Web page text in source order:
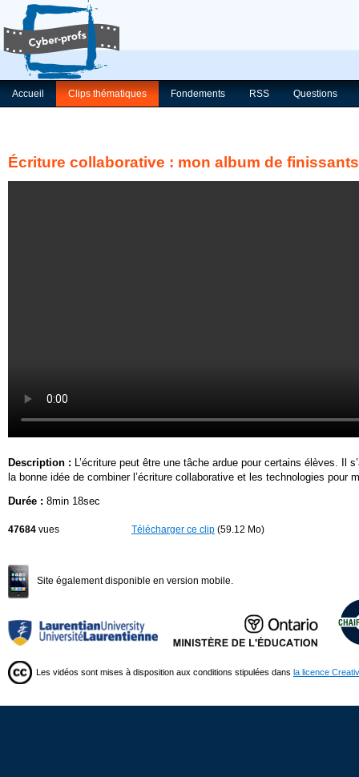
Accueil Clips thématiques Fondements RSS Questions
Écriture collaborative : mon album de finissants
Description : L’écriture peut être une tâche ardue pour certains élèves. Il
la bonne idée de combiner l’écriture collaborative et les technologies pour
Durée : 8min 18sec
47684 vues Télécharger ce clip (59.12 Mo)
Site également disponible en version mobile.
Les vidéos sont mises à disposition aux conditions stipulées dans la licence